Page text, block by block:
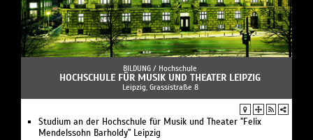
BILDUNG / Hochschule
HOCHSCHULE FÜR MUSIK UND THEATER LEIPZIG
Leipzig, Grassistraße 8
Studium an der Hochschule für Musik und Theater "Felix
Mendelssohn Barholdy" Leipzig